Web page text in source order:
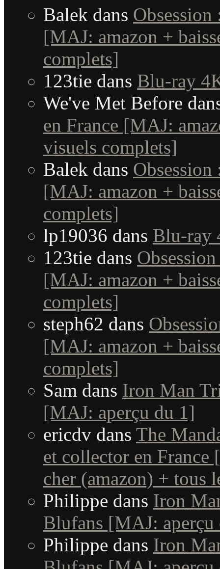
Balek dans Obsession
[MAJ: amazon +
complets]
123tie dans Blu-ray
We've Met Before
en France [MAJ:
visuels complets]
Balek dans Obsession
[MAJ: amazon +
complets]
lp19036 dans Blu-ray
123tie dans
[MAJ: amazon +
complets]
steph62 dans
[MAJ: amazon +
complets]
Sam dans Iron Man
[MAJ: aperçu du 1]
ericdv dans The
et collector en
cher (amazon) + tous
Philippe dans Iron
Blufans [MAJ: aperçu
Philippe dans Iron